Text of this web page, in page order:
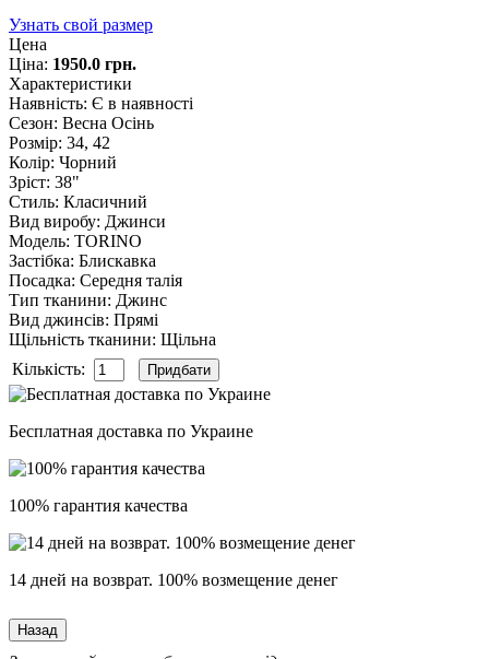
Узнать свой размер
Цена
Ціна: 1950.0 грн.
Характеристики
Наявність: Є в наявності
Сезон: Весна Осінь
Розмір: 34, 42
Колір: Чорний
Зріст: 38"
Стиль: Класичний
Вид виробу: Джинси
Модель: TORINO
Застібка: Блискавка
Посадка: Середня талія
Тип тканини: Джинс
Вид джинсів: Прямі
Щільність тканини: Щільна
Кількість:
Бесплатная доставка по Украине
100% гарантия качества
14 дней на возврат. 100% возмещение денег